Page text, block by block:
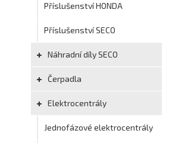
Příslušenství HONDA
Příslušenství SECO
Náhradní díly SECO
Čerpadla
Elektrocentrály
Jednofázové elektrocentrály